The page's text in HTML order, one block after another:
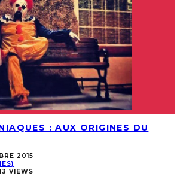
: AUX ORIGINES DU
2015
VIEWS